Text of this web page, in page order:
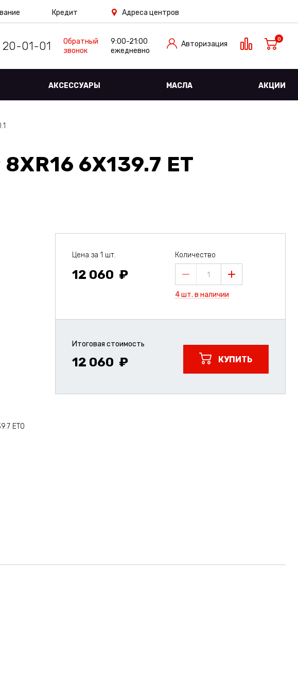
Кредит Адреса центров
20-01-01
Обратный
звонок
9:00-21:00
ежедневно
Авторизация
0
АКСЕССУАРЫ МАСЛА АКЦИИ
6X139.7 ET
ET0
Цена за 1 шт.
12 060
Количество
1
4 шт. в наличии
Итоговая стоимость
12 060 КУПИТЬ